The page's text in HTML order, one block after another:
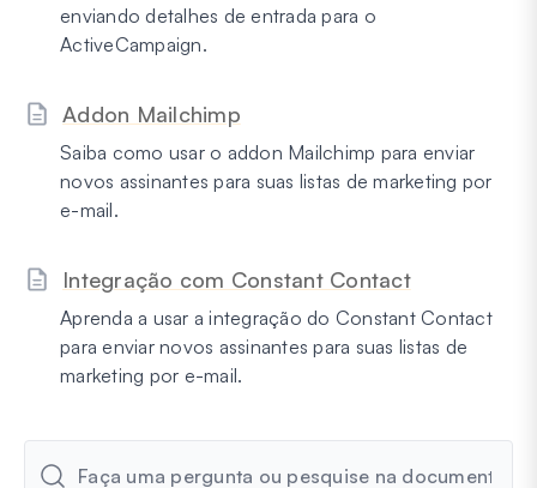
enviando detalhes de entrada para o
ActiveCampaign.
Addon Mailchimp
Saiba como usar o addon Mailchimp para enviar
novos assinantes para suas listas de marketing por
e-mail.
Integração com Constant Contact
Aprenda a usar a integração do Constant Contact
para enviar novos assinantes para suas listas de
marketing por e-mail.